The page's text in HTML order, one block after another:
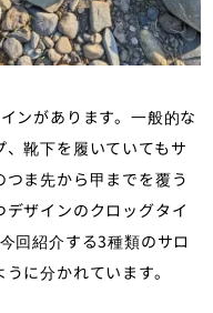
ンがあります。一般的な
靴下を履いていてもサ
ま先から甲までを覆う
ザインのクロッグタイ
回紹介する3種類のサロ
に分かれています。